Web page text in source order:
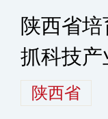
陕西省
抓科技产
陕西省